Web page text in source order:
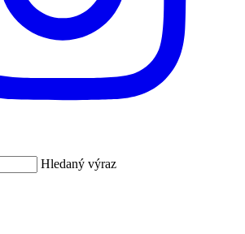
Hledaný výraz